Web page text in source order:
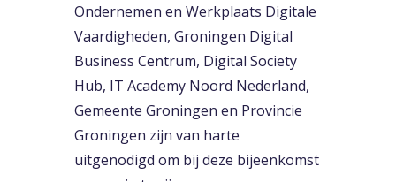
Ondernemen en Werkplaats Digitale
Vaardigheden, Groningen Digital
Business Centrum, Digital Society
Hub, IT Academy Noord Nederland,
Gemeente Groningen en Provincie
Groningen zijn van harte
uitgenodigd om bij deze bijeenkomst